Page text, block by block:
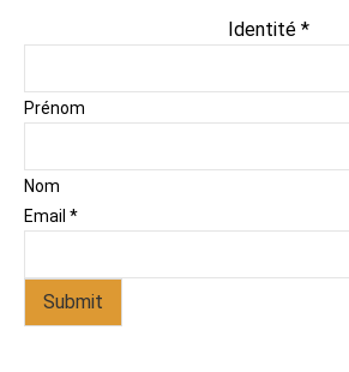
Identité *
Prénom
Nom
Email *
Submit